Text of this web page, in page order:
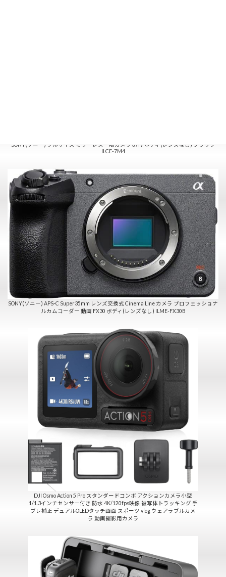
SONY(ソニー) フルサイズ ミラーレス一眼カメラ α7IV ボディ(レンズなし) ブラック
ILCE-7M4
SONY(ソニー) APS-C Super35mm レンズ交換式 Cinema Line カメラ プロフェッショナ
ルカムコーダー 動画 FX30 ボディ(レンズなし) ILME-FX30B
DJI Osmo Action 5 Pro スタンダードコンボ アクションカメラ小型
1/1.3インチセンサー付き 防水 4K/120fps映像 被写体トラッキング 手
ブレ補正 デュアルOLEDタッチ画面 スポーツ vlog ウェアラブルカメ
ラ 動画撮影用カメラ